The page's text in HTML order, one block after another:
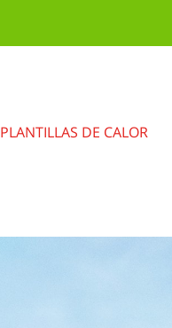
PLANTILLAS DE CALOR